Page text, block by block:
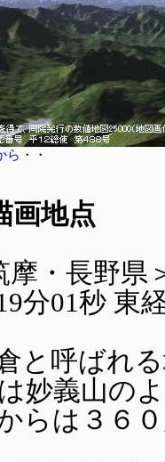
ら ・・
画地点
・長野県
分01秒 東
と呼ばれ
妙義山の
らは３６